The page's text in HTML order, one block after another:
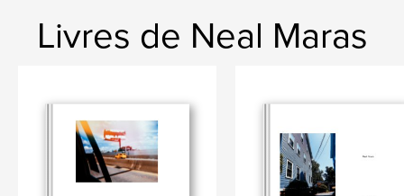
Livres de Neal Maras